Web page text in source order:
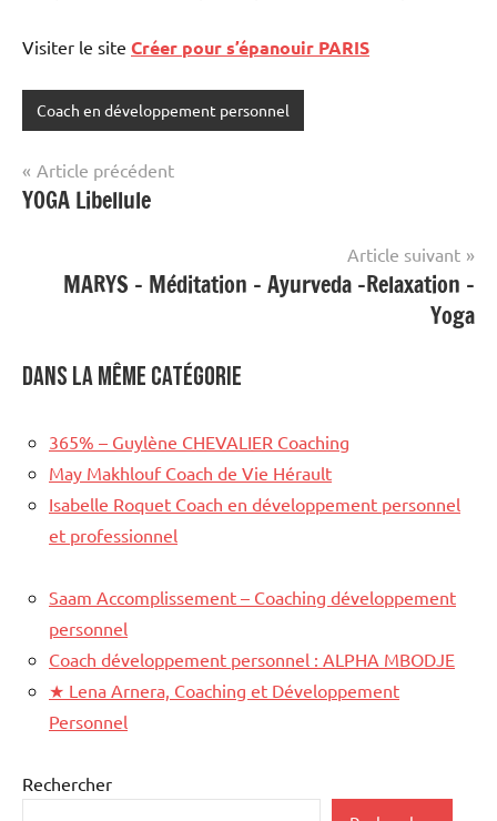
Visiter le site Créer pour s’épanouir PARIS
Coach en développement personnel
Navigation
de
Article précédent
YOGA Libellule
Article suivant
MARYS – Méditation – Ayurveda -Relaxation –
Yoga
Dans la même catégorie
365% – Guylène CHEVALIER Coaching
May Makhlouf Coach de Vie Hérault
Isabelle Roquet Coach en développement personnel
et professionnel
Saam Accomplissement – Coaching développement
personnel
Coach développement personnel : ALPHA MBODJE
★ Lena Arnera, Coaching et Développement
Personnel
Rechercher